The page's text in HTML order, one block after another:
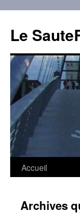
contenu
Le
Accueil
Archives